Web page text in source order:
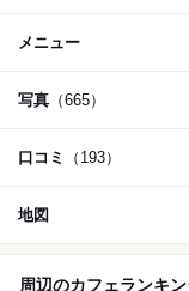
メニュー
写真 （665）
口コミ （193）
地図
周辺のカフェランキ